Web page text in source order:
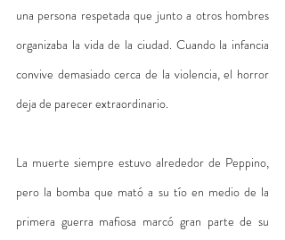
una persona respetada que junto a otros hombres
organizaba la vida de la ciudad. Cuando la infancia
convive demasiado cerca de la violencia, el horror
deja de parecer extraordinario.
La muerte siempre estuvo alrededor de Peppino,
pero la bomba que mató a su tío en medio de la
primera guerra mafiosa marcó gran parte de su